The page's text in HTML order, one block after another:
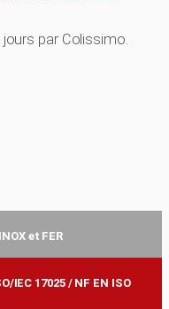
e
par Colissimo.
et FER
IEC 17025 / NF EN ISO